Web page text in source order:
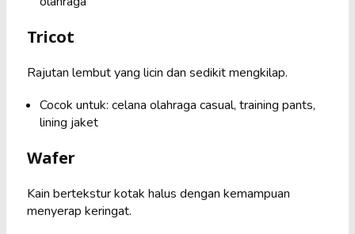
Tricot
Rajutan lembut yang licin dan sedikit mengkilap.
Cocok untuk: celana olahraga casual, training pants,
lining jaket
Wafer
Kain bertekstur kotak halus dengan kemampuan
menyerap keringat.